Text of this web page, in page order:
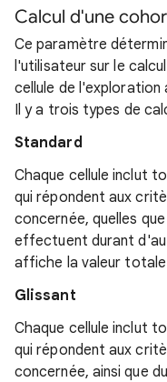
Calcul d'une
Ce paramètre
l'utilisateur sur le
cellule de l'exploration
Il y a trois types de
Standard
Chaque cellule inclut
qui répondent aux
concernée, quelles
effectuent durant
affiche la valeur
Glissant
Chaque cellule inclut
qui répondent aux
concernée, ainsi que